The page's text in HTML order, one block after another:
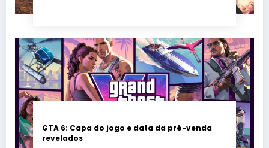
GTA 6: Capa do jogo e data da pré-venda
revelados